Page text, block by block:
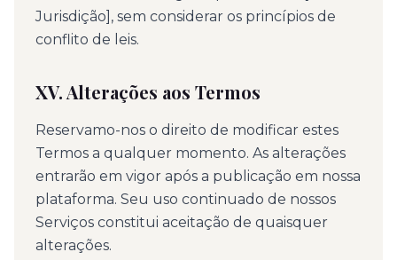
Jurisdição], sem considerar os princípios de
conflito de leis.
XV. Alterações aos Termos
Reservamo-nos o direito de modificar estes
Termos a qualquer momento. As alterações
entrarão em vigor após a publicação em nossa
plataforma. Seu uso continuado de nossos
Serviços constitui aceitação de quaisquer
alterações.